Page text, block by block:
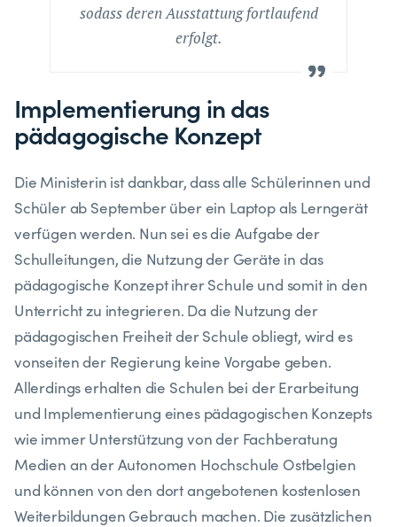
sodass deren Ausstattung fortlaufend
erfolgt.
Implementierung in das
pädagogische Konzept
Die Ministerin ist dankbar, dass alle Schülerinnen und
Schüler ab September über ein Laptop als Lerngerät
verfügen werden. Nun sei es die Aufgabe der
Schulleitungen, die Nutzung der Geräte in das
pädagogische Konzept ihrer Schule und somit in den
Unterricht zu integrieren. Da die Nutzung der
pädagogischen Freiheit der Schule obliegt, wird es
vonseiten der Regierung keine Vorgabe geben.
Allerdings erhalten die Schulen bei der Erarbeitung
und Implementierung eines pädagogischen Konzepts
wie immer Unterstützung von der Fachberatung
Medien an der Autonomen Hochschule Ostbelgien
und können von den dort angebotenen kostenlosen
Weiterbildungen Gebrauch machen. Die zusätzlichen